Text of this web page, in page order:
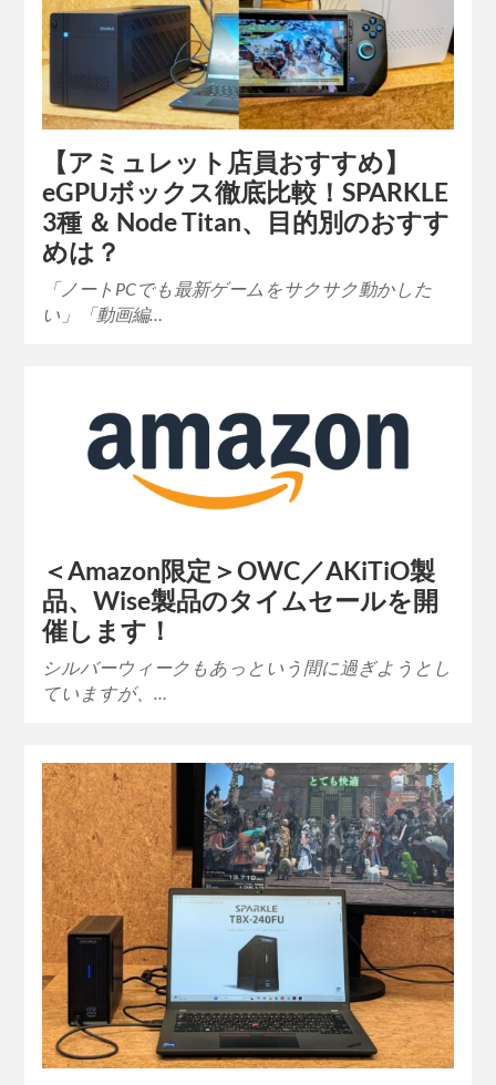
【アミュレット店員おすすめ】
eGPUボックス徹底比較！SPARKLE
3種 ＆ Node Titan、目的別のおすす
めは？
「ノートPCでも最新ゲームをサクサク動かした
い」「動画編…
＜Amazon限定＞OWC／AKiTiO製
品、Wise製品のタイムセールを開
催します！
シルバーウィークもあっという間に過ぎようとし
ていますが、…